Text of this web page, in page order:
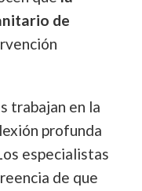
de
trabajan en la
profunda
especialistas
de que